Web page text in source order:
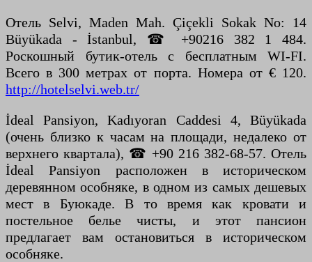
Отель Selvi, Maden Mah. Çiçekli Sokak No: 14
Büyükada - İstanbul, ☎ +90216 382 1 484.
Роскошный бутик-отель с бесплатным WI-FI.
Всего в 300 метрах от порта. Номера от € 120.
http://hotelselvi.web.tr/
İdeal Pansiyon, Kadıyoran Caddesi 4, Büyükada
(очень близко к часам на площади, недалеко от
верхнего квартала), ☎ +90 216 382-68-57. Отель
İdeal Pansiyon расположен в историческом
деревянном особняке, в одном из самых дешевых
мест в Буюкаде. В то время как кровати и
постельное белье чисты, и этот пансион
предлагает вам остановиться в историческом
особняке.